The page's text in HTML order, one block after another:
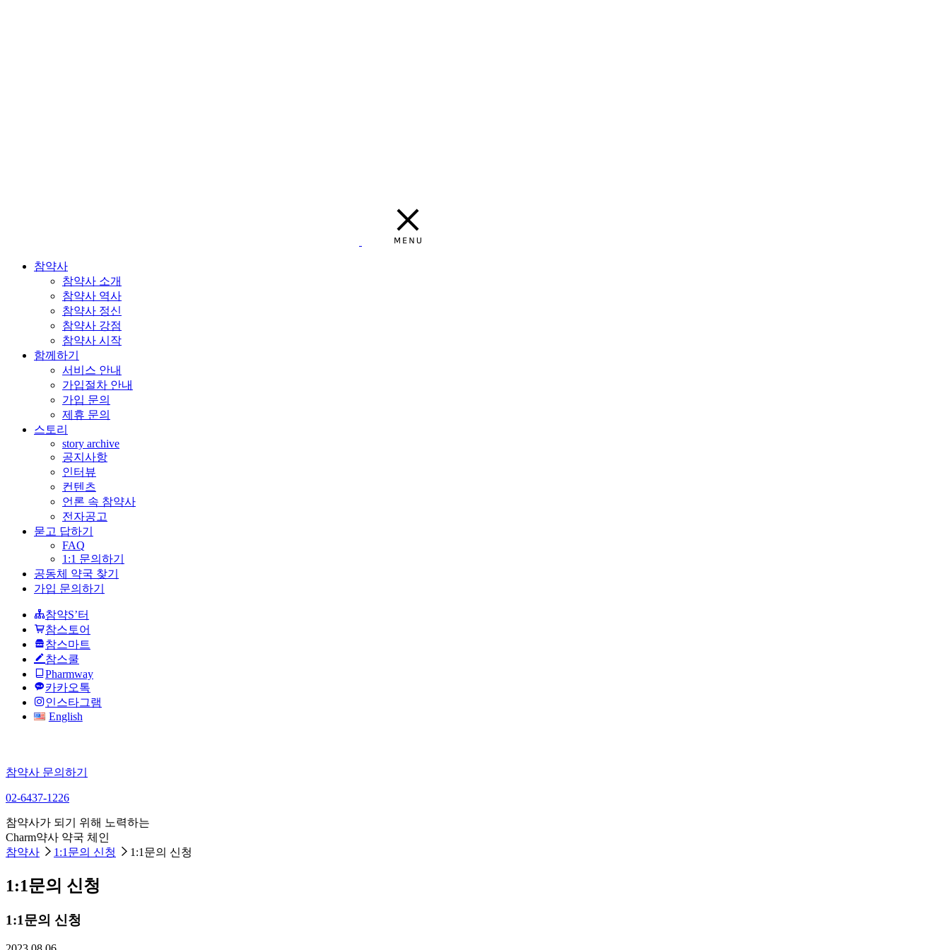
참약사
참약사 소개
참약사 역사
참약사 정신
참약사 강점
참약사 시작
함께하기
서비스 안내
가입절차 안내
가입 문의
제휴 문의
스토리
story archive
공지사항
인터뷰
컨텐츠
언론 속 참약사
전자공고
묻고 답하기
FAQ
1:1 문의하기
공동체 약국 찾기
가입 문의하기
참약S’터
참스토어
참스마트
참스쿨
Pharmway
카카오톡
인스타그램
English
참약사 문의하기
02-6437-1226
참약사가 되기 위해 노력하는
Charm약사 약국 체인
참약사
1:1문의 신청 1:1문의 신청
1:1문의 신청
1:1문의 신청